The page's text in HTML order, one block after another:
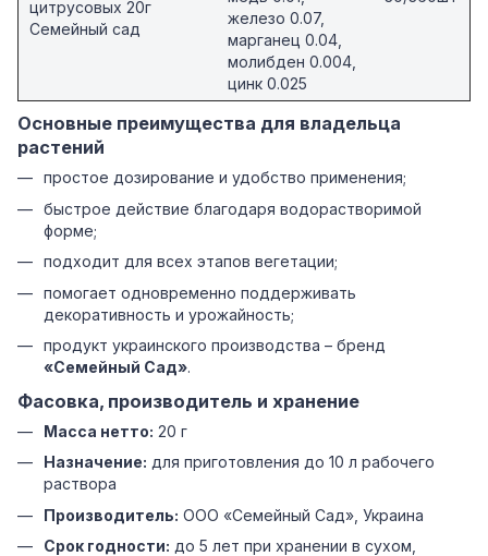
цитрусовых 20г
Семейный сад
железо 0.07,
марганец 0.04,
молибден 0.004,
цинк 0.025
Основные преимущества для владельца
растений
простое дозирование и удобство применения;
быстрое действие благодаря водорастворимой
форме;
подходит для всех этапов вегетации;
помогает одновременно поддерживать
декоративность и урожайность;
продукт украинского производства – бренд
«Семейный Сад».
Фасовка, производитель и хранение
Масса нетто: 20 г
Назначение: для приготовления до 10 л рабочего
раствора
Производитель: ООО «Семейный Сад», Украина
Срок годности: до 5 лет при хранении в сухом,